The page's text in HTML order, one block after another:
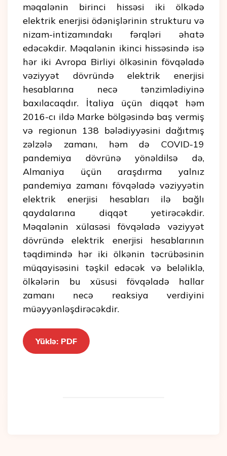
məqalənin birinci hissəsi iki ölkədə
elektrik enerjisi ödənişlərinin strukturu və
nizam-intizamındakı fərqləri əhatə
edəcəkdir. Məqalənin ikinci hissəsində isə
hər iki Avropa Birliyi ölkəsinin fövqəladə
vəziyyət dövründə elektrik enerjisi
hesablarına necə tənzimlədiyinə
baxılacaqdır. İtaliya üçün diqqət həm
2016-cı ildə Marke bölgəsində baş vermiş
və regionun 138 bələdiyyəsini dağıtmış
zəlzələ zamanı, həm də COVID-19
pandemiya dövrünə yönəldilsə də,
Almaniya üçün araşdırma yalnız
pandemiya zamanı fövqəladə vəziyyətin
elektrik enerjisi hesabları ilə bağlı
qaydalarına diqqət yetirəcəkdir.
Məqalənin xülasəsi fövqəladə vəziyyət
dövründə elektrik enerjisi hesablarının
təqdimində hər iki ölkənin təcrübəsinin
müqayisəsini təşkil edəcək və beləliklə,
ölkələrin bu xüsusi fövqəladə hallar
zamanı necə reaksiya verdiyini
müəyyənləşdirəcəkdir.
Yüklə: PDF